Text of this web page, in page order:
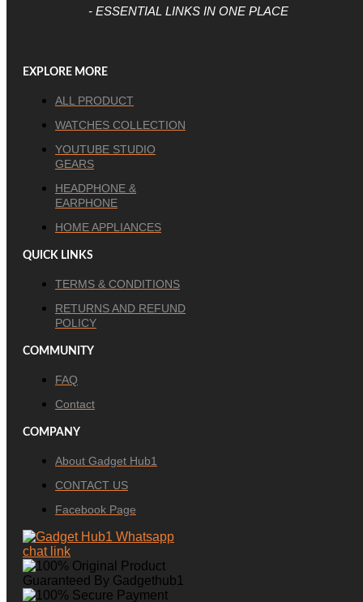
- ESSENTIAL LINKS IN ONE PLACE
EXPLORE MORE
ALL PRODUCT
WATCHES COLLECTION
YOUTUBE STUDIO
GEARS
HEADPHONE &
EARPHONE
HOME APPLIANCES
QUICK LINKS
TERMS & CONDITIONS
RETURNS AND REFUND
POLICY
COMMUNITY
FAQ
Contact
COMPANY
About Gadget Hub1
CONTACT US
Facebook Page